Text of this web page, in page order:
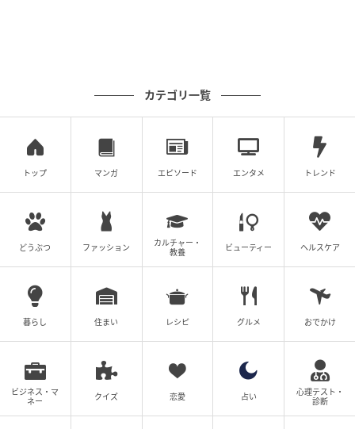
ゆうゆうtime
カテゴリ一覧
トップ マンガ エピソード エンタメ トレンド
どうぶつ ファッション
カルチャー・
教養
ビューティー ヘルスケア
暮らし 住まい レシピ グルメ おでかけ
ビジネス・マ
ネー
クイズ 恋愛 占い
心理テスト・
診断